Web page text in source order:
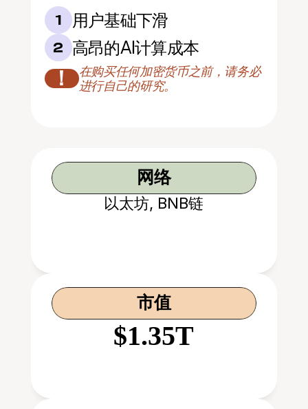
1 用户基础下滑
2 高昂的AI计算成本
！
在购买任何加密货币之前，请务必
进行自己的研究。
网络
以太坊, BNB链
市值
$1.35T